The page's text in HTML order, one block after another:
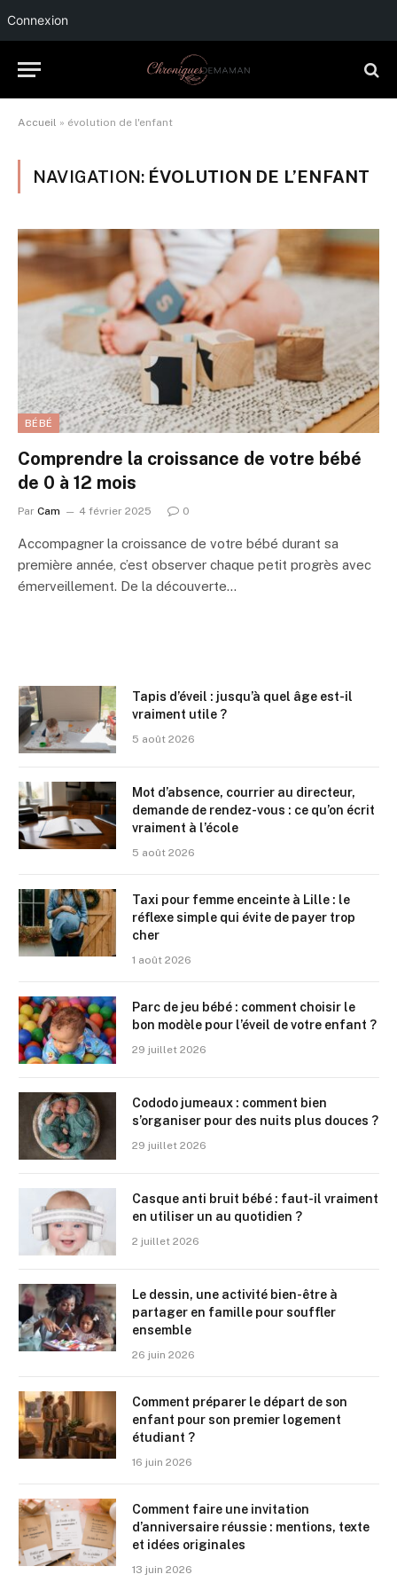
Connexion
Accueil » évolution de l'enfant
NAVIGATION: ÉVOLUTION DE L’ENFANT
BÉBÉ
Comprendre la croissance de votre bébé
de 0 à 12 mois
Par Cam 4 février 2025 0
Accompagner la croissance de votre bébé durant sa
première année, c’est observer chaque petit progrès avec
émerveillement. De la découverte…
Tapis d’éveil : jusqu’à quel âge est-il
vraiment utile ?
5 août 2026
Mot d’absence, courrier au directeur,
demande de rendez-vous : ce qu’on écrit
vraiment à l’école
5 août 2026
Taxi pour femme enceinte à Lille : le
réflexe simple qui évite de payer trop
cher
1 août 2026
Parc de jeu bébé : comment choisir le
bon modèle pour l’éveil de votre enfant ?
29 juillet 2026
Cododo jumeaux : comment bien
s’organiser pour des nuits plus douces ?
29 juillet 2026
Casque anti bruit bébé : faut-il vraiment
en utiliser un au quotidien ?
2 juillet 2026
Le dessin, une activité bien-être à
partager en famille pour souffler
ensemble
26 juin 2026
Comment préparer le départ de son
enfant pour son premier logement
étudiant ?
16 juin 2026
Comment faire une invitation
d’anniversaire réussie : mentions, texte
et idées originales
13 juin 2026